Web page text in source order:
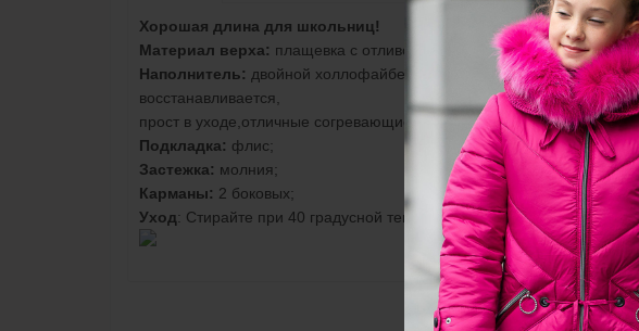
Хорошая длина для школьниц!
Материал верха: плащевка с отливом, водонепроницаемая и
Наполнитель: двойной холлофайбер. Свойства холлофайбера-не
восстанавливается,
прост в уходе,отличные согревающие свойства,не вызывает
Подкладка: флис;
Застежка: молния;
Карманы: 2 боковых;
Уход: Стирайте при 40 градусной температуре, без применения